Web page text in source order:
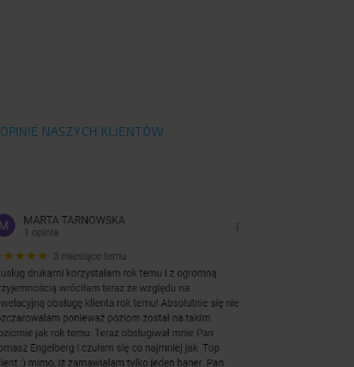
OPINIE NASZYCH KLIENTÓW